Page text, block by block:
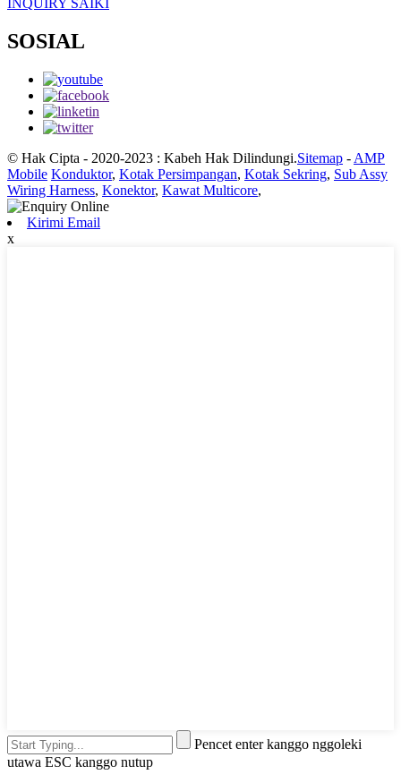
SOSIAL
© Hak Cipta - 2020-2023 : Kabeh Hak Dilindungi.Sitemap - AMP
Mobile Konduktor, Kotak Persimpangan, Kotak Sekring, Sub Assy
Wiring Harness, Konektor, Kawat Multicore,
Kirimi Email
x
Pencet enter kanggo nggoleki
utawa ESC kanggo nutup